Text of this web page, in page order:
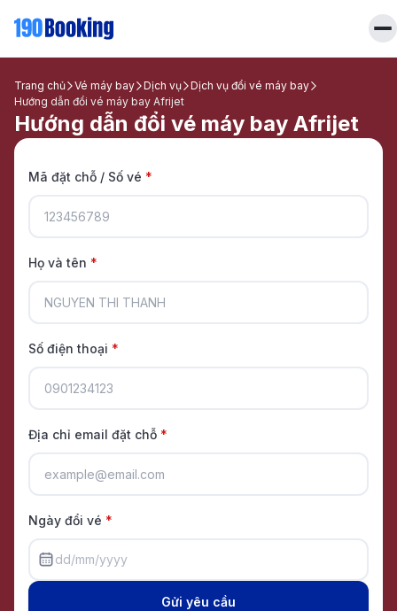
Trang chủ
Vé máy bay
Tin tức
Dịch vụ
Tiếng Việt
Trang chủ Vé máy bay Dịch vụ
Dịch vụ đổi vé máy bay
Hướng dẫn đổi vé máy bay Afrijet
Hướng dẫn đổi vé máy bay Afrijet
Mã đặt chỗ / Số vé *
Họ và tên *
Số điện thoại *
Địa chỉ email đặt chỗ *
Ngày đổi vé *
dd/mm/yyyy
Gửi yêu cầu